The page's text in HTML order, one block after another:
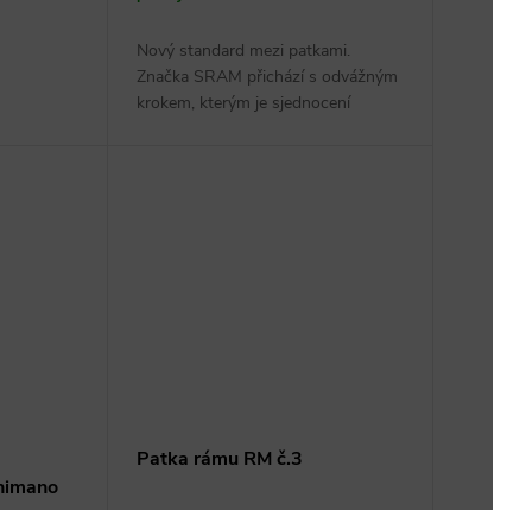
Nový standard mezi patkami.
Značka SRAM přichází s odvážným
krokem, kterým je sjednocení
Patka rámu RM č.3